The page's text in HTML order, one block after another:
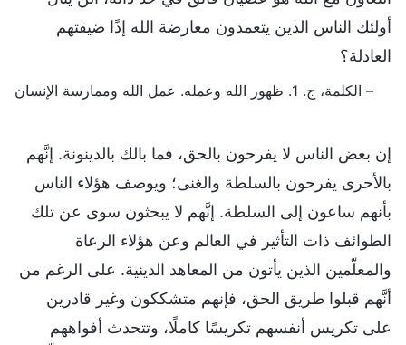
أولئك الناس الذين يتعمدون معارضة الله إذًا ضيقتهم
العادلة؟
– الكلمة، ج. 1. ظهور الله وعمله. عمل الله وممارسة الإنسان
إن بعض الناس لا يفرحون بالحق، فما بالك بالدينونة. إنَّهم
بالأحرى يفرحون بالسلطة والغنى؛ ويوصف هؤلاء الناس
بأنهم ساعون إلى السلطة. إنَّهم لا يبحثون سوى عن تلك
الطوائف ذات التأثير في العالم وعن هؤلاء الرعاة
والمعلّمين الذين يأتون من المعاهد الدينية. على الرغم من
أنَّهم قبلوا طريق الحق، فإنهم متشككون وغير قادرين
على تكريس أنفسهم تكريسًا كاملًا، وتتحدث أفواههم